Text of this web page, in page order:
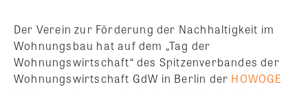
Der Verein zur Förderung der Nachhaltigkeit im
Wohnungsbau hat auf dem „Tag der
Wohnungswirtschaft“ des Spitzenverbandes der
Wohnungswirtschaft GdW in Berlin der HOWOGE